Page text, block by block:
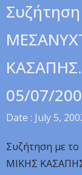
05/07/
Date : July 5,
Συζήτηση με το
MIKHΣ